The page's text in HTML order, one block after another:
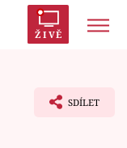
ŽIVĚ
SDÍLET